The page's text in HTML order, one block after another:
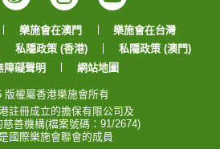
WeiboInstagram
YouTube
樂施會在澳門
樂施會在台灣
私隱政策 (香港)
私隱政策 (澳門)
障礙聲明
網站地圖
版權屬香港樂施會所有
註冊成立的擔保有限公司及
善機構(檔案號碼：91/2674)
國際樂施會聯會的成員